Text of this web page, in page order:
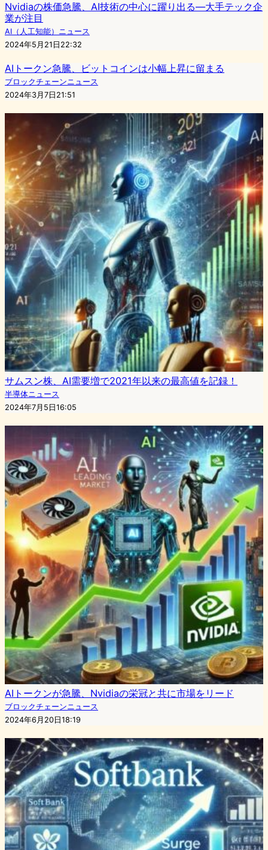
Nvidiaの株価急騰、AI技術の中心に躍り出る—大手テック企
業が注目
AI（人工知能）ニュース
2024年5月21日22:32
AIトークン急騰、ビットコインは小幅上昇に留まる
ブロックチェーンニュース
2024年3月7日21:51
サムスン株、AI需要増で2021年以来の最高値を記録！
半導体ニュース
2024年7月5日16:05
AIトークンが急騰、Nvidiaの栄冠と共に市場をリード
ブロックチェーンニュース
2024年6月20日18:19